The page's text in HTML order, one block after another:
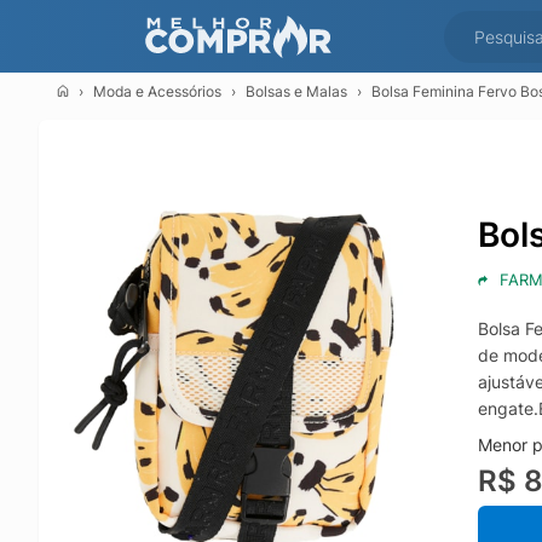
Moda e Acessórios Bolsas e Malas Bolsa Feminina Fervo
Bolsa
de
Menor
R$